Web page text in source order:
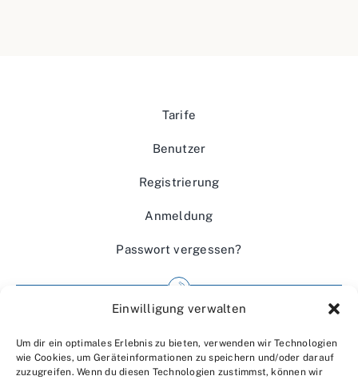
Einwilligung verwalten
Um dir ein optimales Erlebnis zu bieten, verwenden wir Technologien
wie Cookies, um Geräteinformationen zu speichern und/oder darauf
zuzugreifen. Wenn du diesen Technologien zustimmst, können wir
Tarife
Benutzer
Registrierung
Anmeldung
Passwort vergessen?
Wir über uns